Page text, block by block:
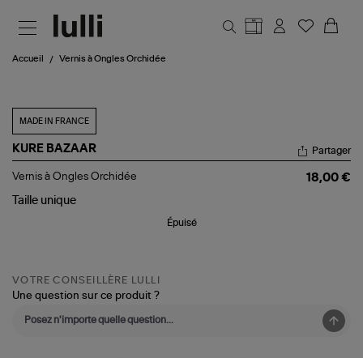
Accueil Vernis à Ongles Orchidée
MADE IN FRANCE
KURE BAZAAR
Vernis
Ongles
Partager
Vernis à Ongles Orchidée
18,00 €
Taille unique
Épuisé
VOTRE CONSEILLÈRE LULLI
Une question sur ce produit ?